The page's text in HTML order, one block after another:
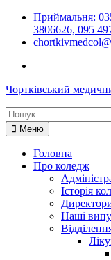
Перейти
вмісту
Приймальня:
3806626, 095
Чортківський
Шукати:
Меню
Головна
Про коледж
Історія
Наші